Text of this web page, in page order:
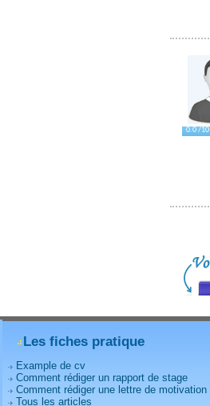
0.0 /10
Les fiches pratique
Example de cv
Comment rédiger un rapport de stage
Comment rédiger une lettre de motivation
Tous les articles